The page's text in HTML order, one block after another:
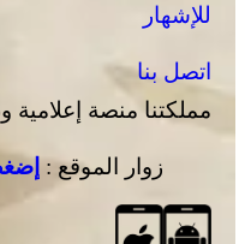
للإشهار
اتصل بنا
مملكتنا منصة إعلامية
زوار الموقع :